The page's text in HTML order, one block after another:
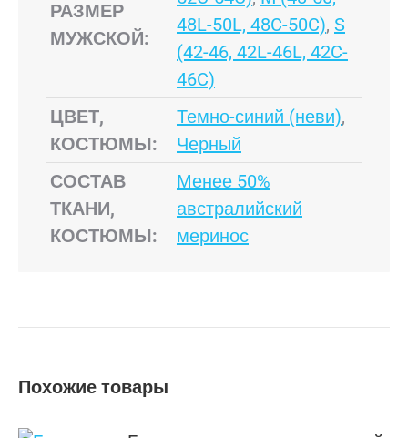
РАЗМЕР
МУЖСКОЙ:
48L-50L, 48C-50C), S
(42-46, 42L-46L, 42C-
46C)
ЦВЕТ,
КОСТЮМЫ:
Темно-синий (неви),
Черный
СОСТАВ
ТКАНИ,
КОСТЮМЫ:
Менее 50%
австралийский
меринос
Похожие товары